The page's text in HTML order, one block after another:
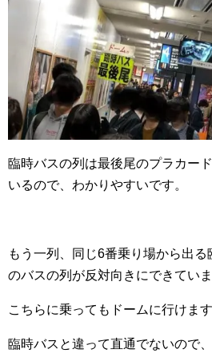
臨時バスの列は最後尾のプラカー
いるので、わかりやすいです。
もう一列、同じ6番乗り場から出
のバスの列が反対向きにできていま
こちらに乗ってもドームに行けます
臨時バスと違って直通でないので